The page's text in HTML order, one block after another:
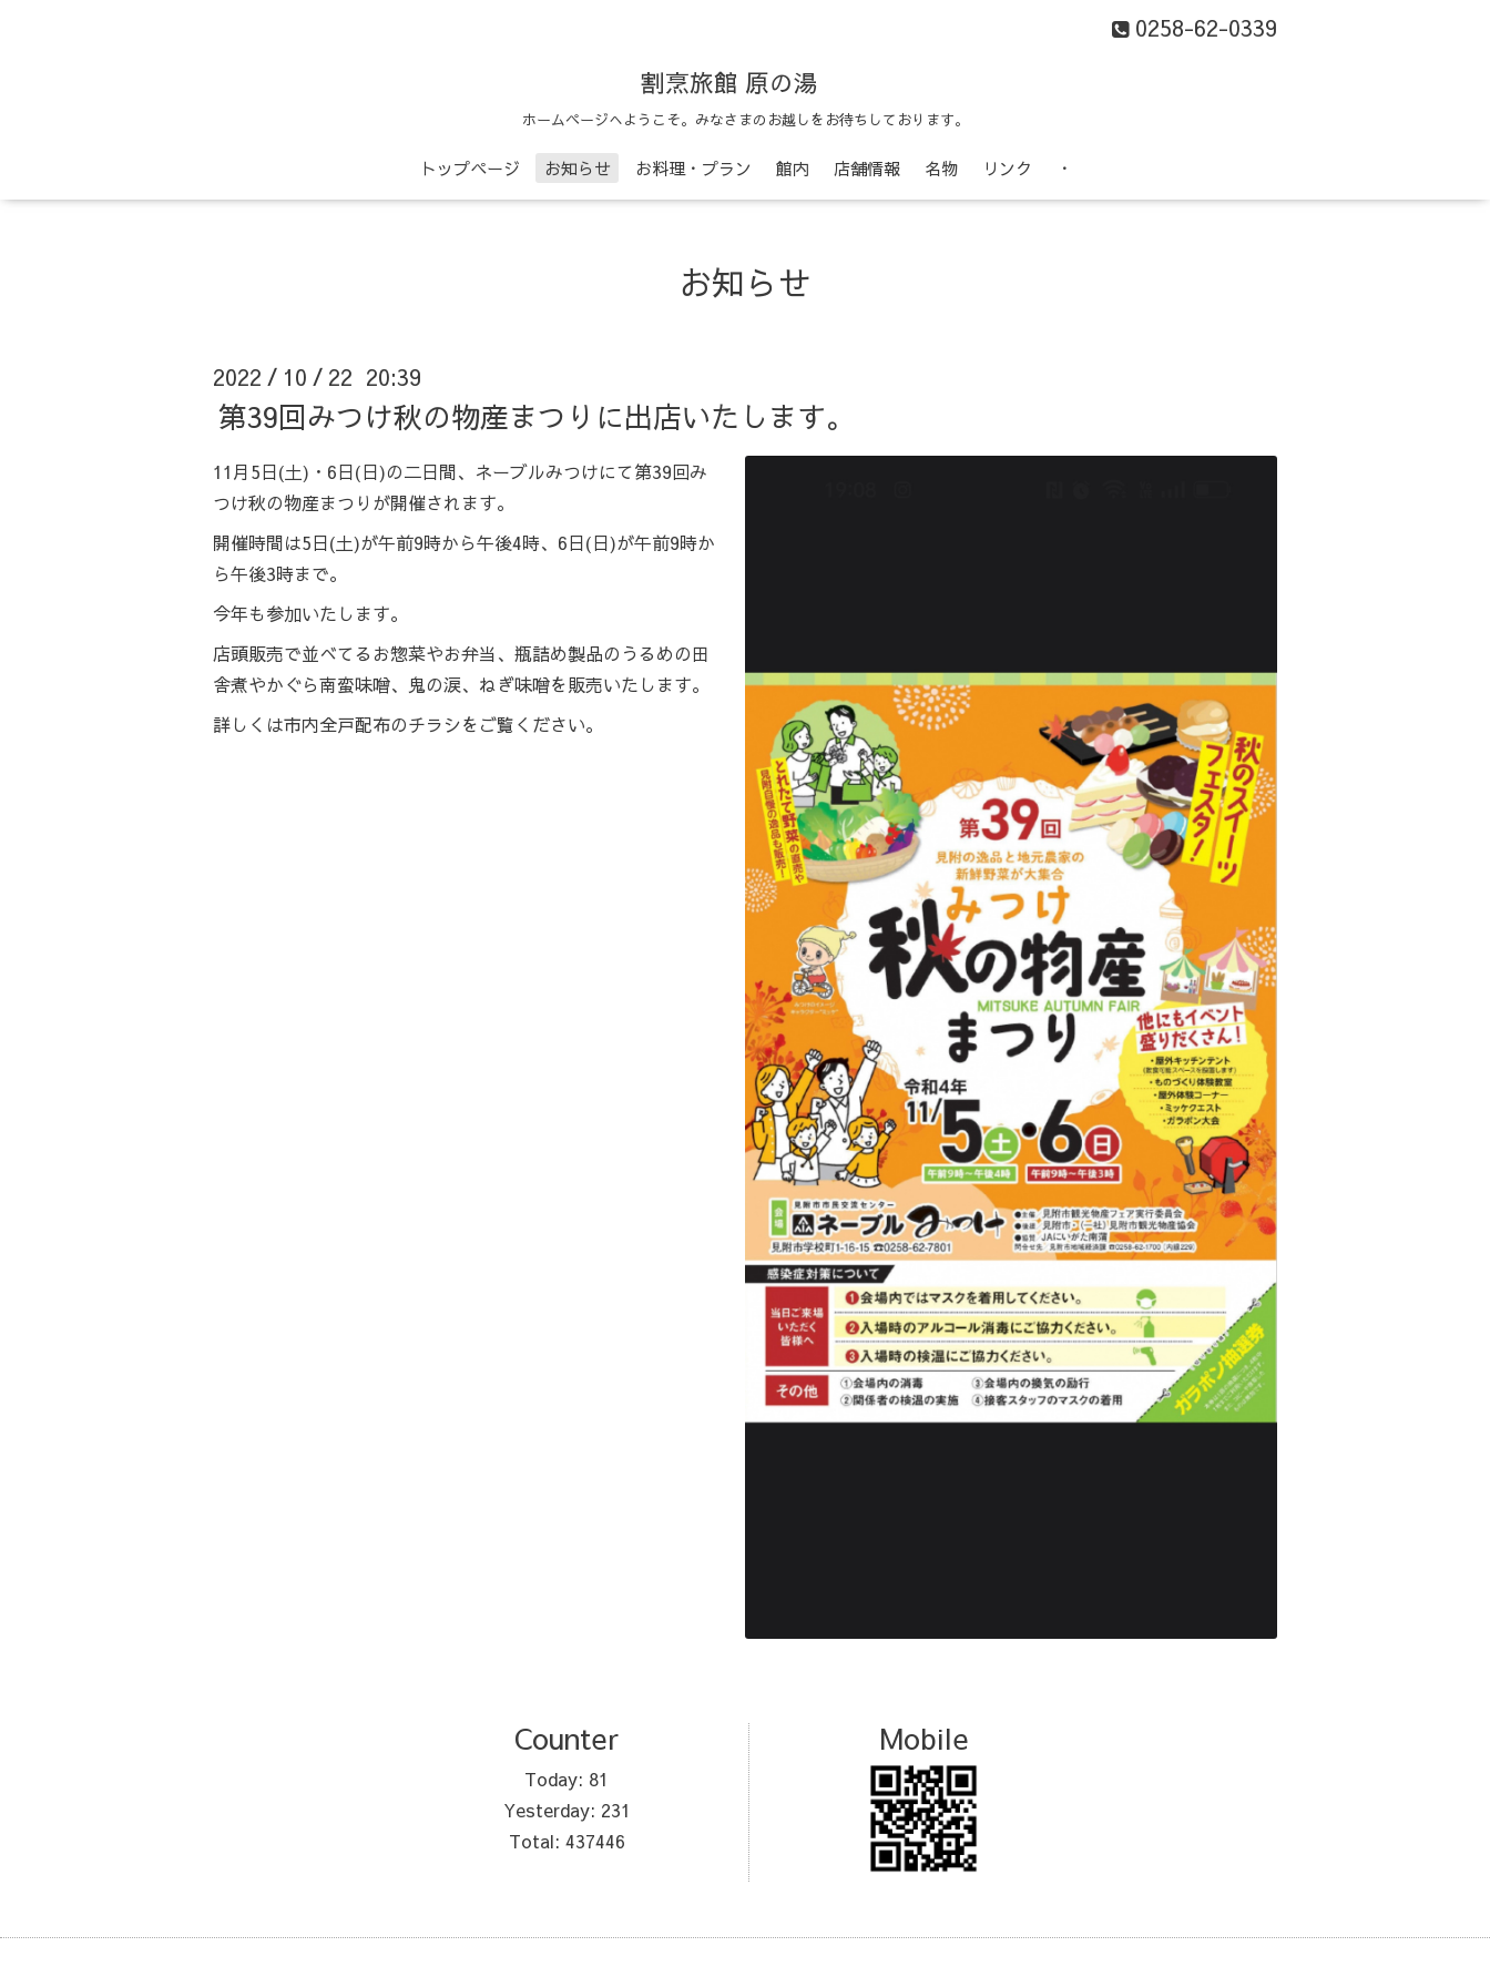
0258-62-0339
割烹旅館 原の湯
ホームページへようこそ。みなさまのお越しをお待ちしております。
トップページ お知らせ お料理・プラン 館内 店舗情報 名物 リンク ・
お知らせ
2022 / 10 / 22 20:39
第39回みつけ秋の物産まつりに出店いたします。
11月5日(土)・6日(日)の二日間、ネーブルみつけにて第39回み
つけ秋の物産まつりが開催されます。
開催時間は5日(土)が午前9時から午後4時、6日(日)が午前9時か
ら午後3時まで。
今年も参加いたします。
店頭販売で並べてるお惣菜やお弁当、瓶詰め製品のうるめの田
舎煮やかぐら南蛮味噌、鬼の涙、ねぎ味噌を販売いたします。
詳しくは市内全戸配布のチラシをご覧ください。
Counter
Today: 81
Yesterday: 231
Total: 437446
Mobile